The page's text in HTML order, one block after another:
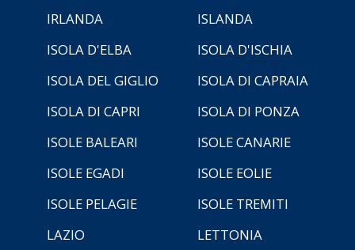
IRLANDA
ISLANDA
ISOLA D'ELBA
ISOLA D'ISCHIA
ISOLA DEL GIGLIO
ISOLA DI CAPRAIA
ISOLA DI CAPRI
ISOLA DI PONZA
ISOLE BALEARI
ISOLE CANARIE
ISOLE EGADI
ISOLE EOLIE
ISOLE PELAGIE
ISOLE TREMITI
LAZIO
LETTONIA